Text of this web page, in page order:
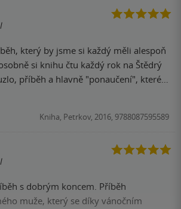
který by jsme si každý měli alespoň
si knihu čtu každý rok na Štědrý
příběh a hlavně "ponaučení", které
na 100% hodí. Výborně napsané, čtivé,
Kniha, Petrkov, 2016, 9788087595589
s dobrým koncem. Příběh
muže, který se díky vánočním